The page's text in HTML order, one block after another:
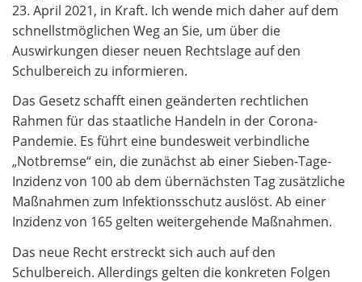
23. April 2021, in Kraft. Ich wende mich daher auf dem
schnellstmöglichen Weg an Sie, um über die
Auswirkungen dieser neuen Rechtslage auf den
Schulbereich zu informieren.
Das Gesetz schafft einen geänderten rechtlichen
Rahmen für das staatliche Handeln in der Corona-
Pandemie. Es führt eine bundesweit verbindliche
„Notbremse“ ein, die zunächst ab einer Sieben-Tage-
Inzidenz von 100 ab dem übernächsten Tag zusätzliche
Maßnahmen zum Infektionsschutz auslöst. Ab einer
Inzidenz von 165 gelten weitergehende Maßnahmen.
Das neue Recht erstreckt sich auch auf den
Schulbereich. Allerdings gelten die konkreten Folgen